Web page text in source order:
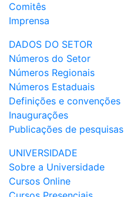
Comitês
Imprensa
DADOS DO SETOR
Números do Setor
Números Regionais
Números Estaduais
Definições e convenções
Inaugurações
Publicações de pesquisas
UNIVERSIDADE
Sobre a Universidade
Cursos Online